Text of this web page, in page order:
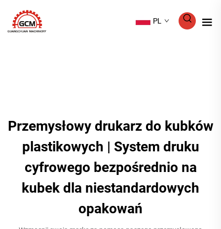
PL
Przemysłowy drukarz do kubków
plastikowych | System druku
cyfrowego bezpośrednio na
kubek dla niestandardowych
opakowań